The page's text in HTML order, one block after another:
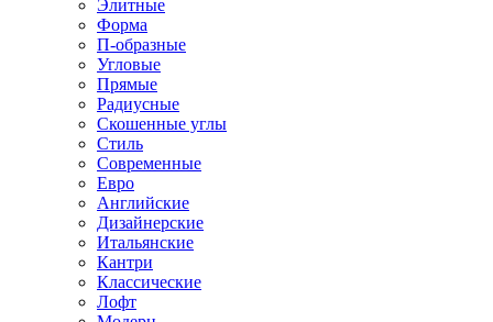
Элитные
Форма
П-образные
Угловые
Прямые
Радиусные
Скошенные углы
Стиль
Современные
Евро
Английские
Дизайнерские
Итальянские
Кантри
Классические
Лофт